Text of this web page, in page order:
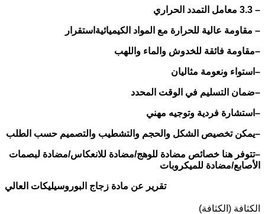
– 3.3 معامل التمدد الحراري
– مقاومة عالية للحرارة مع المواد الكيميائية استقرار
–مقاومة فائقة للخدوش والماء واللهب
– استواء ونعومة مثاليان
–ضمان التسليم في الوقت المحدد
– استشارة فردية وتوجيه مهني
–يمكن تخصيص الشكل والحجم والتشطيب والتصميم حسب الطلب
–تتوفر هنا خصائص مضادة للوهج/مضادة للانعكاس/مضادة لبصمات
الأصابع/مضادة للميكروبات
تقرير عن مادة زجاج البوروسيليكات العالي
الكثافة (الكثافة)